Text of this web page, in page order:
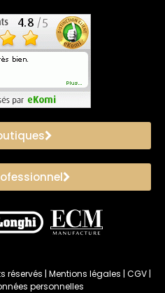
réservés | Mentions légales | CGV |
personnelles